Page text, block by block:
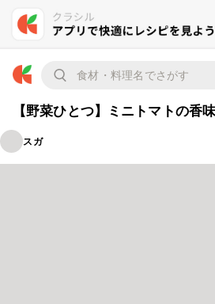
【野菜ひとつ】ミニトマトの香
スガ